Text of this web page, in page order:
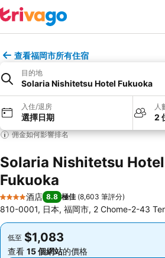
查看福岡市所有住宿
目的地
Solaria Nishitetsu Hotel Fukuoka
入住/退房
選擇日期
人
2
佣金如何影響排名
Solaria Nishitetsu Hotel
Fukuoka
4 星級
酒店 8.8 極佳 (8,603 筆評分)
810-0001, 日本, 福岡市, 2 Chome-2-43
低至 $1,083
查看 15 個網站的價格
低至 $1,083
查看 15 個網站的價格